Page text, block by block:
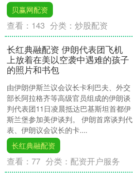
贝赢网配资
查看： 143 分类：炒股配资
长红典融配资 伊朗代表团飞机
上放着在美以空袭中遇难的孩子
的照片和书包
由伊朗伊斯兰议会议长卡利巴夫、外交
部长阿拉格齐等高级官员组成的伊朗谈
判代表团11日凌晨抵达巴基斯坦首都伊
斯兰堡参加美伊谈判。 伊朗首席谈判代
表、伊朗议会议长的卡....
长红典融配资
查看：77 分类： 配资开户服务